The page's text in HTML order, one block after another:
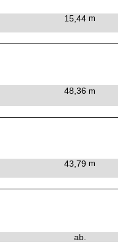
15,44 m
48,36 m
43,79 m
ab.